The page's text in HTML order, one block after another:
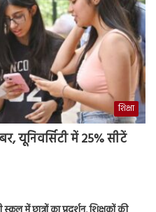
शिक्षा
यूनिवर्सिटी में 25% सीटें